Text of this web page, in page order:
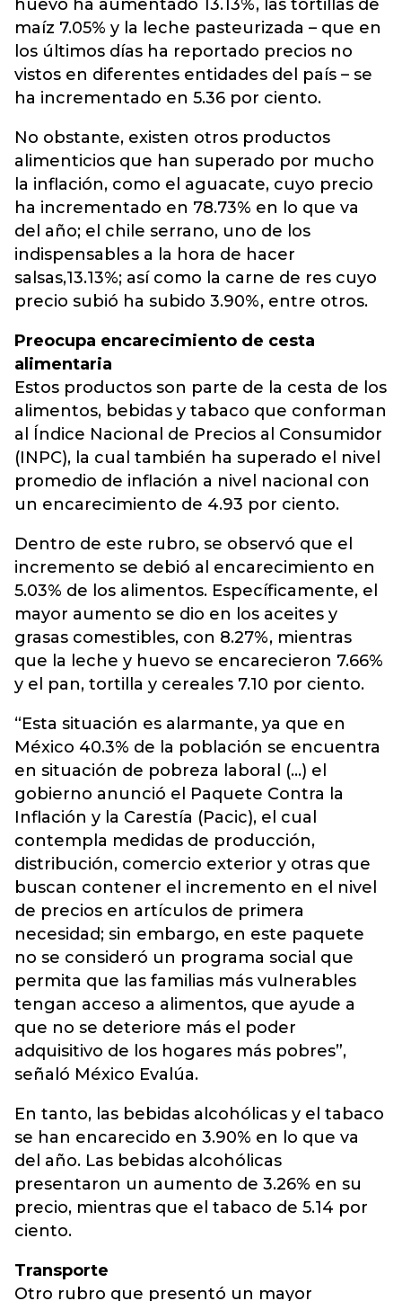
huevo ha aumentado 13.13%, las tortillas de
maíz 7.05% y la leche pasteurizada – que en
los últimos días ha reportado precios no
vistos en diferentes entidades del país – se
ha incrementado en 5.36 por ciento.
No obstante, existen otros productos
alimenticios que han superado por mucho
la inflación, como el aguacate, cuyo precio
ha incrementado en 78.73% en lo que va
del año; el chile serrano, uno de los
indispensables a la hora de hacer
salsas,13.13%; así como la carne de res cuyo
precio subió ha subido 3.90%, entre otros.
Preocupa encarecimiento de cesta
alimentaria
Estos productos son parte de la cesta de los
alimentos, bebidas y tabaco que conforman
al Índice Nacional de Precios al Consumidor
(INPC), la cual también ha superado el nivel
promedio de inflación a nivel nacional con
un encarecimiento de 4.93 por ciento.
Dentro de este rubro, se observó que el
incremento se debió al encarecimiento en
5.03% de los alimentos. Específicamente, el
mayor aumento se dio en los aceites y
grasas comestibles, con 8.27%, mientras
que la leche y huevo se encarecieron 7.66%
y el pan, tortilla y cereales 7.10 por ciento.
“Esta situación es alarmante, ya que en
México 40.3% de la población se encuentra
en situación de pobreza laboral (…) el
gobierno anunció el Paquete Contra la
Inflación y la Carestía (Pacic), el cual
contempla medidas de producción,
distribución, comercio exterior y otras que
buscan contener el incremento en el nivel
de precios en artículos de primera
necesidad; sin embargo, en este paquete
no se consideró un programa social que
permita que las familias más vulnerables
tengan acceso a alimentos, que ayude a
que no se deteriore más el poder
adquisitivo de los hogares más pobres”,
señaló México Evalúa.
En tanto, las bebidas alcohólicas y el tabaco
se han encarecido en 3.90% en lo que va
del año. Las bebidas alcohólicas
presentaron un aumento de 3.26% en su
precio, mientras que el tabaco de 5.14 por
ciento.
Transporte
Otro rubro que presentó un mayor